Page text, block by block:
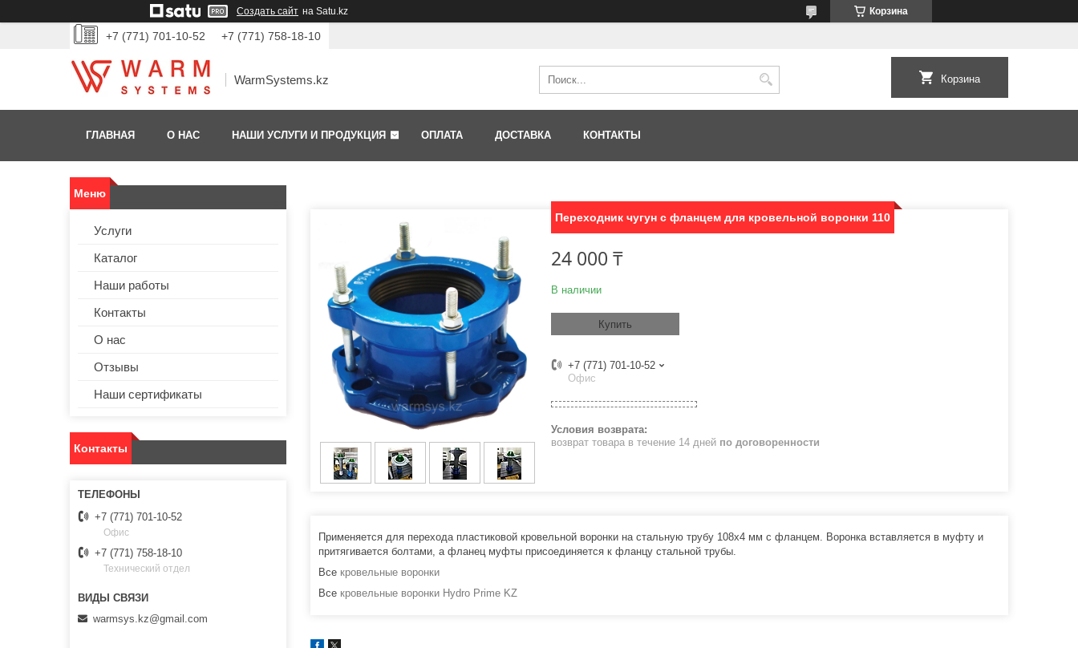
Создать сайт на Satu.kz Корзина
+7 (771) 701-10-52 +7 (771) 758-18-10
WarmSystems.kz Корзина
ГЛАВНАЯ О НАС НАШИ УСЛУГИ И ПРОДУКЦИЯ ОПЛАТА ДОСТАВКА КОНТАКТЫ
Переходник чугун с фланцем для кровельной воронки 110
24 000 ₸
В наличии
Купить
+7 (771) 701-10-52
Офис
возврат товара в течение 14 дней по договоренности
Применяется для перехода пластиковой кровельной воронки на стальную трубу 108х4 мм с фланцем. Воронка вставляется в муфту и
притягивается болтами, а фланец муфты присоединяется к фланцу стальной трубы.
Все кровельные воронки
Все кровельные воронки Hydro Prime KZ
Услуги
Каталог
Наши работы
Контакты
О нас
Отзывы
Наши сертификаты
Контакты
+7 (771) 701-10-52
Офис
+7 (771) 758-18-10
Технический отдел
warmsys.kz@gmail.com